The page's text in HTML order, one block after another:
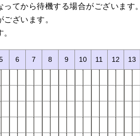
てから待機する場合がございます。
ざいます。
6 7 8 9 10 11 12 13